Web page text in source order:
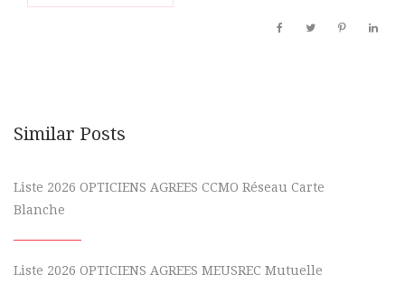
Similar Posts
Liste 2026 OPTICIENS AGREES CCMO Réseau Carte
Blanche
Liste 2026 OPTICIENS AGREES MEUSREC Mutuelle